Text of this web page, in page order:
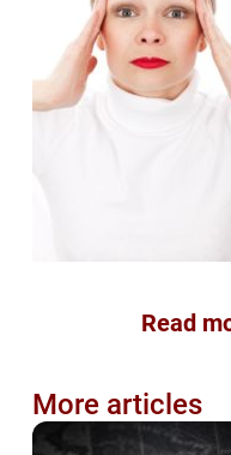
Read
More articles